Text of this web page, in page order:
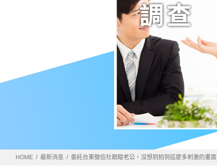
HOME 最新消息 委託台東徵信社跟蹤老公，沒想到拍到這麼多刺激的畫面